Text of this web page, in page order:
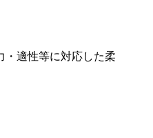
・適性等に対応した柔